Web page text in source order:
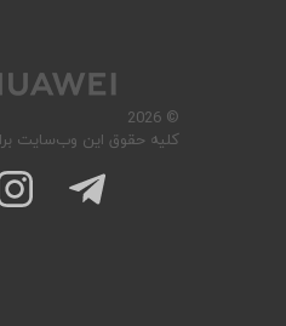
© 2026
کلیه حقوق این وب‌سایت